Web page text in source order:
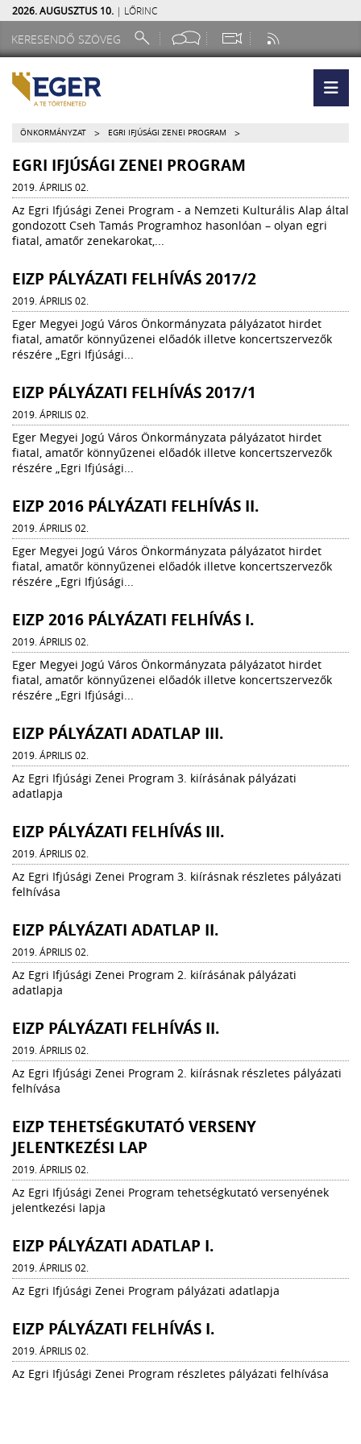
2026. AUGUSZTUS 10. | LŐRINC
ÖNKORMÁNYZAT > EGRI IFJÚSÁGI ZENEI PROGRAM >
EGRI IFJÚSÁGI ZENEI PROGRAM
2019. ÁPRILIS 02.
Az Egri Ifjúsági Zenei Program - a Nemzeti Kulturális Alap által
gondozott Cseh Tamás Programhoz hasonlóan – olyan egri
fiatal, amatőr zenekarokat,...
EIZP PÁLYÁZATI FELHÍVÁS 2017/2
2019. ÁPRILIS 02.
Eger Megyei Jogú Város Önkormányzata pályázatot hirdet
fiatal, amatőr könnyűzenei előadók illetve koncertszervezők
részére „Egri Ifjúsági...
EIZP PÁLYÁZATI FELHÍVÁS 2017/1
2019. ÁPRILIS 02.
Eger Megyei Jogú Város Önkormányzata pályázatot hirdet
fiatal, amatőr könnyűzenei előadók illetve koncertszervezők
részére „Egri Ifjúsági...
EIZP 2016 PÁLYÁZATI FELHÍVÁS II.
2019. ÁPRILIS 02.
Eger Megyei Jogú Város Önkormányzata pályázatot hirdet
fiatal, amatőr könnyűzenei előadók illetve koncertszervezők
részére „Egri Ifjúsági...
EIZP 2016 PÁLYÁZATI FELHÍVÁS I.
2019. ÁPRILIS 02.
Eger Megyei Jogú Város Önkormányzata pályázatot hirdet
fiatal, amatőr könnyűzenei előadók illetve koncertszervezők
részére „Egri Ifjúsági...
EIZP PÁLYÁZATI ADATLAP III.
2019. ÁPRILIS 02.
Az Egri Ifjúsági Zenei Program 3. kiírásának pályázati
adatlapja
EIZP PÁLYÁZATI FELHÍVÁS III.
2019. ÁPRILIS 02.
Az Egri Ifjúsági Zenei Program 3. kiírásnak részletes pályázati
felhívása
EIZP PÁLYÁZATI ADATLAP II.
2019. ÁPRILIS 02.
Az Egri Ifjúsági Zenei Program 2. kiírásának pályázati
adatlapja
EIZP PÁLYÁZATI FELHÍVÁS II.
2019. ÁPRILIS 02.
Az Egri Ifjúsági Zenei Program 2. kiírásnak részletes pályázati
felhívása
EIZP TEHETSÉGKUTATÓ VERSENY
JELENTKEZÉSI LAP
2019. ÁPRILIS 02.
Az Egri Ifjúsági Zenei Program tehetségkutató versenyének
jelentkezési lapja
EIZP PÁLYÁZATI ADATLAP I.
2019. ÁPRILIS 02.
Az Egri Ifjúsági Zenei Program pályázati adatlapja
EIZP PÁLYÁZATI FELHÍVÁS I.
2019. ÁPRILIS 02.
Az Egri Ifjúsági Zenei Program részletes pályázati felhívása